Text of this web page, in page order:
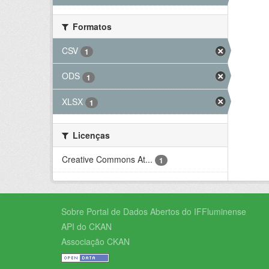
Formatos
CSV
1
ODS 1
XLSX 1
Licenças
Creative Commons At...
1
Sobre Portal de Dados Abertos do IFFluminense
API do CKAN
Associação CKAN